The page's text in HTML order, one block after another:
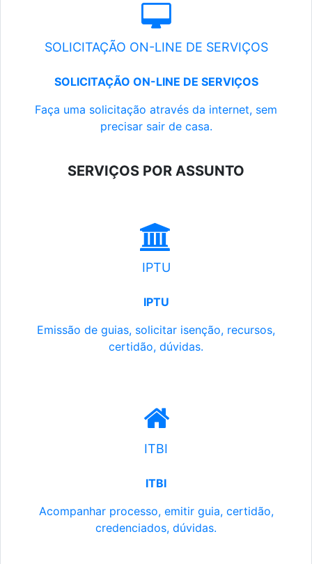
SOLICITAÇÃO ON-LINE DE SERVIÇOS
SOLICITAÇÃO ON-LINE DE SERVIÇOS
Faça uma solicitação através da internet, sem
precisar sair de casa.
SERVIÇOS POR ASSUNTO
IPTU
IPTU
Emissão de guias, solicitar isenção, recursos,
certidão, dúvidas.
ITBI
ITBI
Acompanhar processo, emitir guia, certidão,
credenciados, dúvidas.